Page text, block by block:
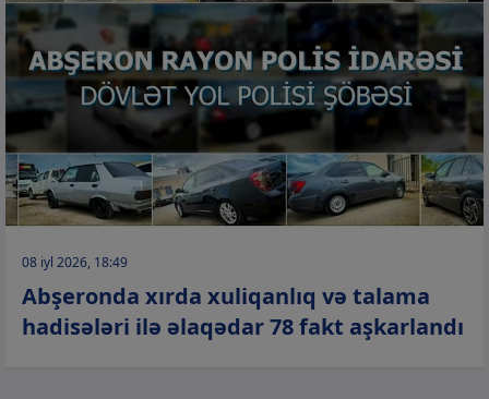
08 iyl 2026, 18:49
Abşeronda xırda xuliqanlıq və talama
hadisələri ilə əlaqədar 78 fakt aşkarlandı